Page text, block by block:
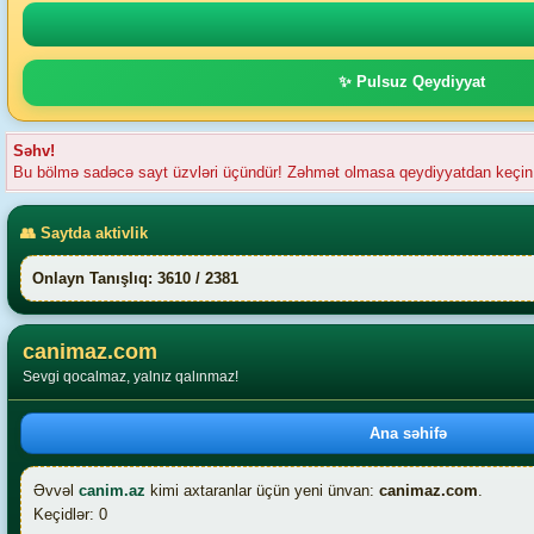
✨ Pulsuz Qeydiyyat
Səhv!
Bu bölmə sadəcə sayt üzvləri üçündür! Zəhmət olmasa qeydiyyatdan
👥 Saytda aktivlik
Onlayn Tanışlıq: 3610 / 2381
canimaz.com
Sevgi qocalmaz, yalnız qalınmaz!
Ana səhifə
Əvvəl canim.az kimi axtaranlar üçün yeni ünvan: canimaz.com.
Keçidlər: 0